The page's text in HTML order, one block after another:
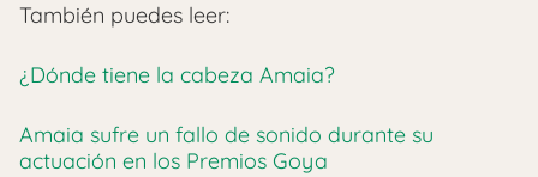
También puedes leer:
¿Dónde tiene la cabeza Amaia?
Amaia sufre un fallo de sonido durante su
actuación en los Premios Goya